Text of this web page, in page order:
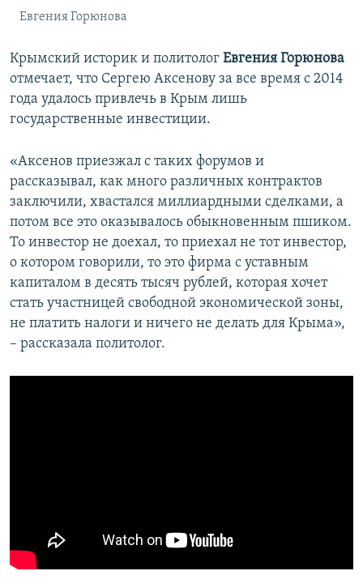
Евгения Горюнова
Крымский историк и политолог Евгения Горюнова
отмечает, что Сергею Аксенову за все время с 2014
года удалось привлечь в Крым лишь
государственные инвестиции.
«Аксенов приезжал с таких форумов и
рассказывал, как много различных контрактов
заключили, хвастался миллиардными сделками, а
потом все это оказывалось обыкновенным пшиком.
То инвестор не доехал, то приехал не тот инвестор,
о котором говорили, то это фирма с уставным
капиталом в десять тысяч рублей, которая хочет
стать участницей свободной экономической зоны,
не платить налоги и ничего не делать для Крыма»,
– рассказала политолог.